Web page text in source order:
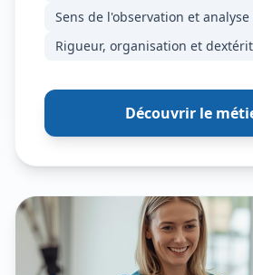
manière autonome ou sur
médicale pour : - Évaluer
Concevoir, définir et planifier
soins personnalisés. -
techniques (injections,
perfusions, soins
l'évolution de l'état des
traçabilité des soins. -
patients et leur entourage
psychologique, éducation à la
Sens de l'observation et
Rigueur, organisation et
Découvrir le